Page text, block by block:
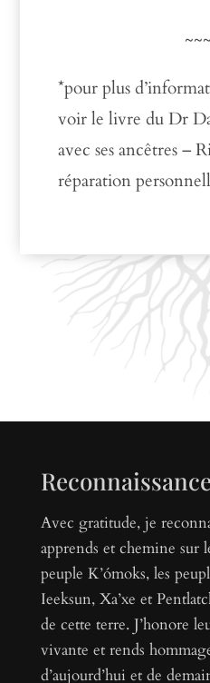
*pour plus
voir le livre du Dr
avec ses ancêtres –
réparation
Reconnaissance
Avec gratitude, je
apprends et chemine
peuple K’ómoks, les
Ieeksun, Xa’xe et
de cette terre. J’honore
vivante et rends
d’aujourd’hui et de